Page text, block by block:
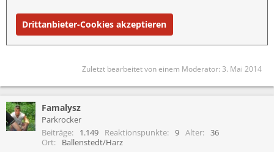
Drittanbieter-Cookies akzeptieren
Zuletzt bearbeitet von einem Moderator: 3. Mai 2014
Famalysz
Parkrocker
Beiträge
1.149 Reaktionspunkte 9 Alter
36
Ort
Ballenstedt/Harz